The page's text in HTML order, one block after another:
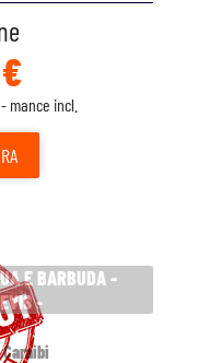
mance incl.
E BARBUDA -
-
Caraibi